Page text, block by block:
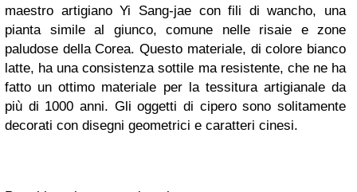
maestro artigiano Yi Sang-jae con fili di wancho, una
pianta simile al giunco, comune nelle risaie e zone
paludose della Corea. Questo materiale, di colore bianco
latte, ha una consistenza sottile ma resistente, che ne ha
fatto un ottimo materiale per la tessitura artigianale da
più di 1000 anni. Gli oggetti di cipero sono solitamente
decorati con disegni geometrici e caratteri cinesi.